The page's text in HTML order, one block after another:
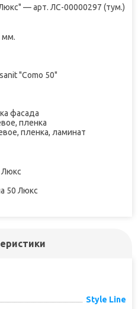
— арт. ЛС-00000297 (тум.)
мм.
"Como 50"
фасада
пленка
пленка, ламинат
50 Люкс
Style Line